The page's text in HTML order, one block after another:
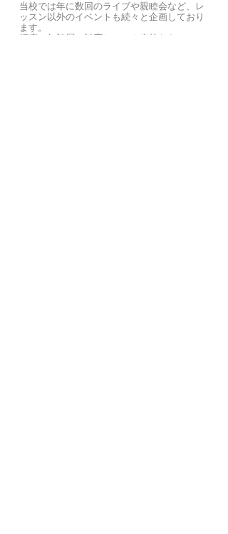
当校では年に数回のライブや親睦会など、レ
ッスン以外のイベントも続々と企画しており
ます。
幅広い年齢層に対応している当校ならではの